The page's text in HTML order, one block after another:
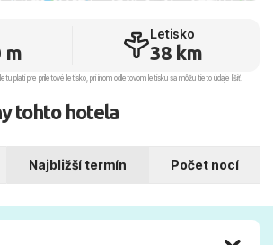
m
Letisko
38 km
platí pre príletové letisko, pri inom odletovom letisku sa môžu tieto údaje líšiť.
tohto hotela
Najbližší termín Počet nocí